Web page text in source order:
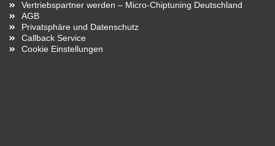
Vertriebspartner werden – Micro-Chiptuning Deutschland
AGB
Privatsphäre und Datenschutz
Callback Service
Cookie Einstellungen